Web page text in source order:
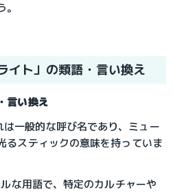
イト」の類語・言い換え
言い換え
は一般的な呼び名であり、ミュー
るスティックの意味を持っていま
な用語で、特定のカルチャーや